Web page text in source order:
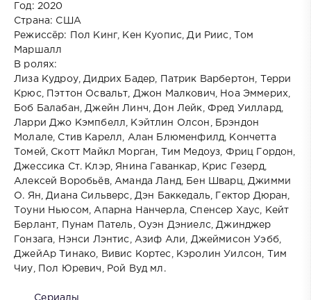
Год: 2020
Страна: США
Режиссёр: Пол Кинг, Кен Куопис, Ди Риис, Том
Маршалл
В ролях:
Лиза Кудроу, Дидрих Бадер, Патрик Варбертон, Терри
Крюс, Пэттон Освальт, Джон Малкович, Ноа Эммерих,
Боб Балабан, Джейн Линч, Дон Лейк, Фред Уиллард,
Ларри Джо Кэмпбелл, Кэйтлин Олсон, Брэндон
Молале, Стив Карелл, Алан Блюменфилд, Кончетта
Томей, Скотт Майкл Морган, Тим Медоуз, Фриц Гордон,
Джессика Ст. Клэр, Янина Гаванкар, Крис Гезерд,
Алексей Воробьёв, Аманда Ланд, Бен Шварц, Джимми
О. Ян, Диана Сильверс, Дэн Баккедаль, Гектор Дюран,
Тоуни Ньюсом, Апарна Нанчерла, Спенсер Хаус, Кейт
Берлант, Пунам Патель, Оуэн Дэниелс, Джинджер
Гонзага, Нэнси Лэнтис, Азиф Али, Джеймисон Уэбб,
ДжейАр Тинако, Вивис Кортес, Кэролин Уилсон, Тим
Чиу, Пол Юревич, Рой Вуд мл.
Сериалы